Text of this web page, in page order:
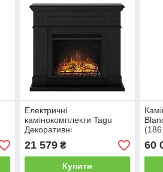
Електричні
камінокомплекти Tagu
Декоративні
електрокаміни з порталом
Larsen чорний
Камінокомплект
21 579₴
Купити
60